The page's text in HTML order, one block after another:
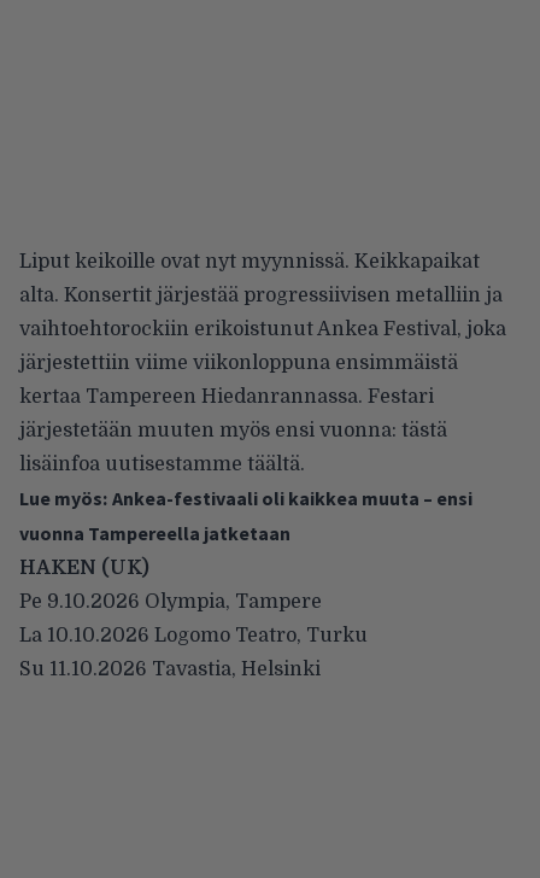
Liput keikoille ovat nyt myynnissä. Keikkapaikat
alta. Konsertit järjestää progressiivisen metalliin ja
vaihtoehtorockiin erikoistunut Ankea Festival, joka
järjestettiin viime viikonloppuna ensimmäistä
kertaa Tampereen Hiedanrannassa. Festari
järjestetään muuten myös ensi vuonna: tästä
lisäinfoa uutisestamme täältä.
Lue myös: Ankea-festivaali oli kaikkea muuta – ensi
vuonna Tampereella jatketaan
HAKEN (UK)
Pe 9.10.2026 Olympia, Tampere
La 10.10.2026 Logomo Teatro, Turku
Su 11.10.2026 Tavastia, Helsinki